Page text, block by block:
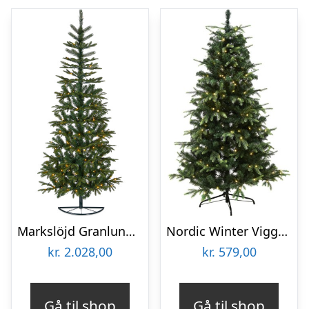
Markslöjd Granlund halvt kunstigt juletræ med lys, 210 cm
kr. 2.028,00
Nordic Winter Vigga kunstigt juletræ med lys, 140 x 96 cm
kr. 579,00